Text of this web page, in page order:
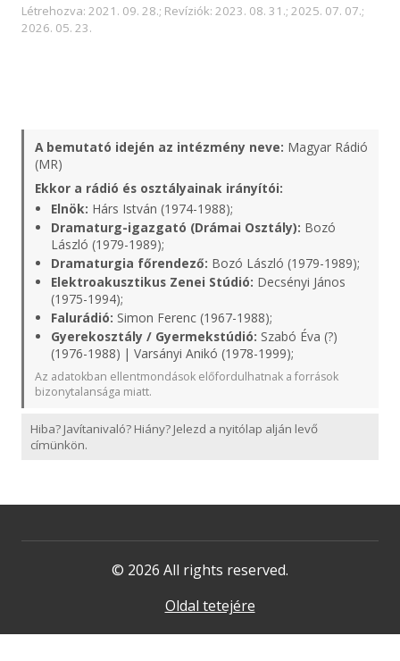
Létrehozva: 2021. 09. 28.; Revíziók: 2023. 08. 31.; 2025. 07. 07.;
2026. 05. 23.
A bemutató idején az intézmény neve: Magyar Rádió
(MR)
Ekkor a rádió és osztályainak irányítói:
Elnök: Hárs István (1974-1988);
Dramaturg-igazgató (Drámai Osztály): Bozó
László (1979-1989);
Dramaturgia főrendező: Bozó László (1979-1989);
Elektroakusztikus Zenei Stúdió: Decsényi János
(1975-1994);
Falurádió: Simon Ferenc (1967-1988);
Gyerekosztály / Gyermekstúdió: Szabó Éva (?)
(1976-1988) | Varsányi Anikó (1978-1999);
Az adatokban ellentmondások előfordulhatnak a források
bizonytalansága miatt.
Hiba? Javítanivaló? Hiány? Jelezd a nyitólap alján levő
címünkön.
© 2026 All rights reserved.
Oldal tetejére